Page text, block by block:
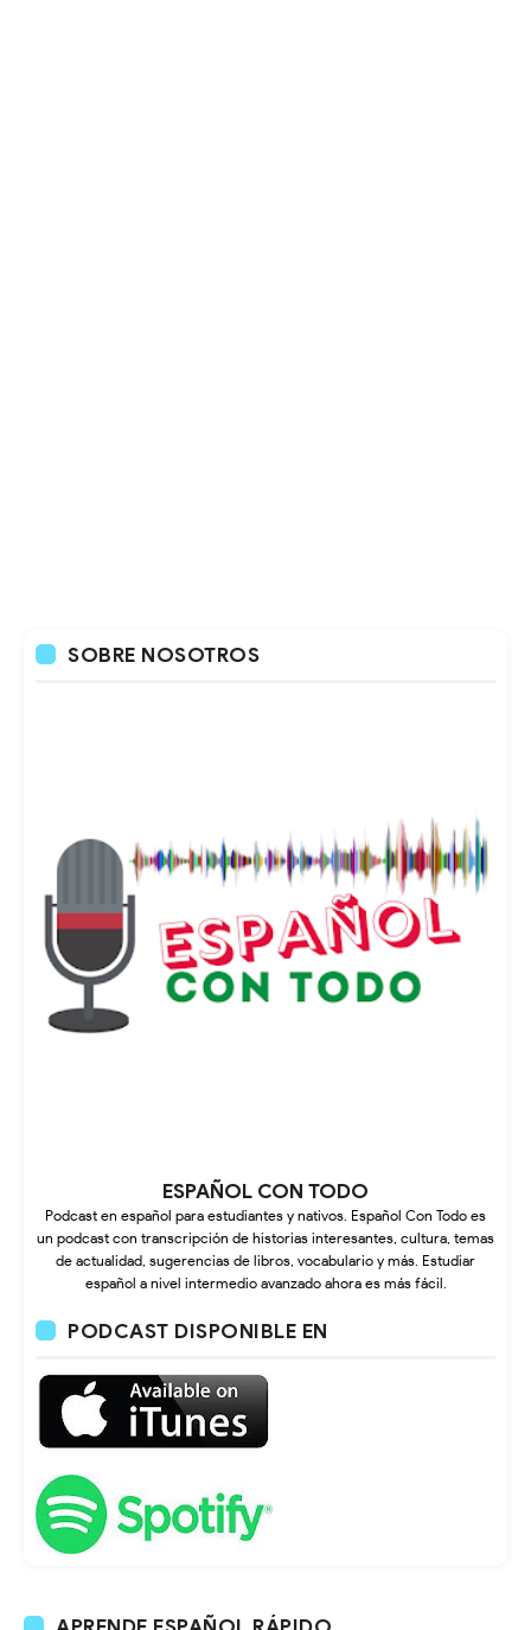
SOBRE NOSOTROS
ESPAÑOL CON TODO
Podcast en español para estudiantes y nativos. Español Con Todo es
un podcast con transcripción de historias interesantes, cultura, temas
de actualidad, sugerencias de libros, vocabulario y más. Estudiar
español a nivel intermedio avanzado ahora es más fácil.
PODCAST DISPONIBLE EN